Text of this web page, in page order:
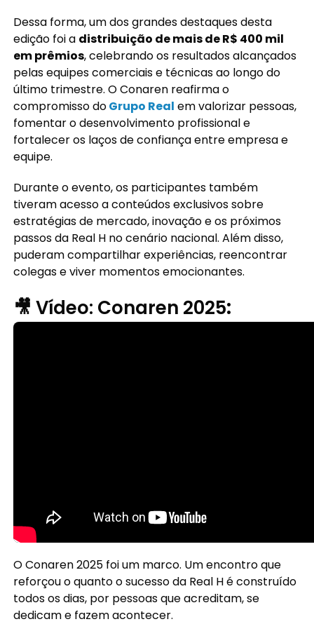
Dessa forma, um dos grandes destaques desta
edição foi a distribuição de mais de R$ 400 mil
em prêmios, celebrando os resultados alcançados
pelas equipes comerciais e técnicas ao longo do
último trimestre. O Conaren reafirma o
compromisso doGrupo Real em valorizar pessoas,
fomentar o desenvolvimento profissional e
fortalecer os laços de confiança entre empresa e
equipe.
Durante o evento, os participantes também
tiveram acesso a conteúdos exclusivos sobre
estratégias de mercado, inovação e os próximos
passos da Real H no cenário nacional. Além disso,
puderam compartilhar experiências, reencontrar
colegas e viver momentos emocionantes.
🎥 Vídeo: Conaren 2025:
O Conaren 2025 foi um marco. Um encontro que
reforçou o quanto o sucesso da Real H é construído
todos os dias, por pessoas que acreditam, se
dedicam e fazem acontecer.